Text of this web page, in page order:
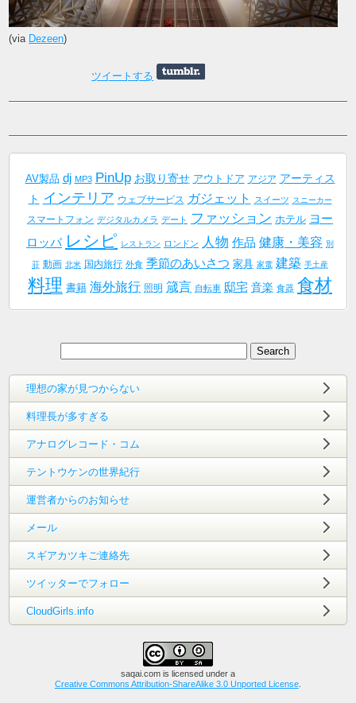
(via Dezeen)
ツイートする
AV製品 dj MP3 PinUp お取り寄せ アウトドア アジア アーティス
ト インテリア ウェブサービス ガジェット スイーツ スニーカー
スマートフォン デジタルカメラ デート ファッション ホテル ヨー
ロッパ レシピ レストラン ロンドン 人物 作品 健康・美容 別
荘 動画 北米 国内旅行 外食 季節のあいさつ 家具 家電 建築 手土産
料理 書籍 海外旅行 照明 箴言 自転車 邸宅 音楽 食器 食材
理想の家が見つからない
料理長が多すぎる
アナログレコード・コム
テントウケンの世界紀行
運営者からのお知らせ
メール
スギアカツキご連絡先
ツイッターでフォロー
CloudGirls.info
saqai.com is licensed under a
Creative Commons Attribution-ShareAlike 3.0 Unported License